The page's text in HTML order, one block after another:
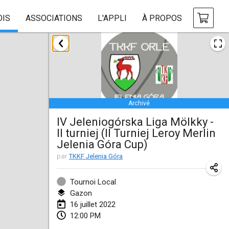
ASSOCIATIONS L'APPLI À PROPOS
Archivé
IV Jeleniogórska Liga Mölkky -
II turniej (II Turniej Leroy Merlin
Jelenia Góra Cup)
par TKKF Jelenia Góra
Tournoi Local
Gazon
16 juillet 2022
12:00 PM
janvier 2022
Tournoi Mixte ASPTTOM
22 janv. 2022|France
KKS Halli Duppeli
22 janv. 2022|Finlande
Mölkky Tournament - Doubles
22 janv. 2022
Suomelan Mölkky-open
22 janv. 2022
The Mölkky Tournament 2nd